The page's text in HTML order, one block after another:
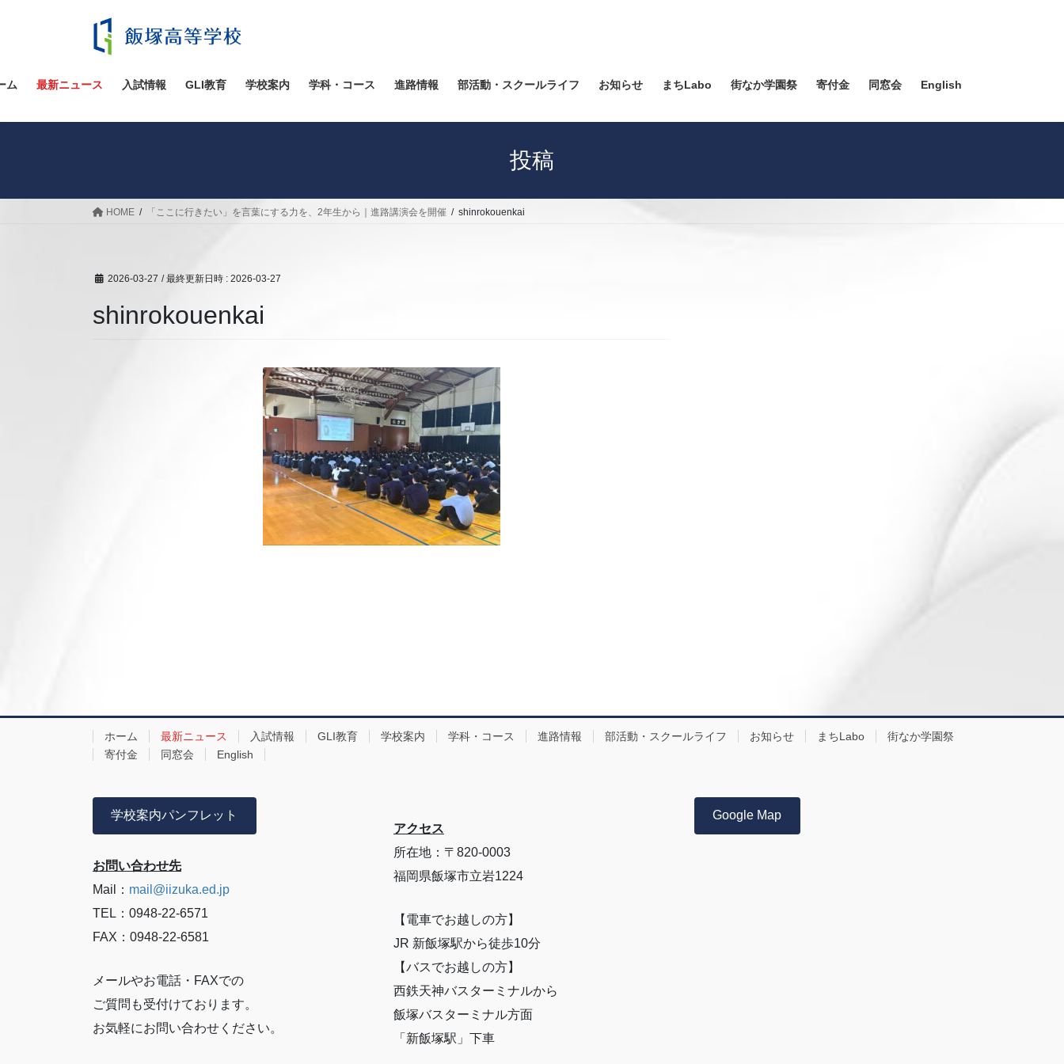
ツ
ス
シ
ン
ム 最新ニュース 入試情報 GLI教育 学校案内 学科・コース 進路情報 部活動・スクールライフ お知らせ まちLabo 街なか学園祭 寄付金 同窓会 English
投稿
HOME 「ここに行きたい」を言葉にする力を、2年生から｜進路講演会を開催 shinrokouenkai
2026-03-27 / 最終更新日時 : 2026-03-27
shinrokouenkai
ホーム 最新ニュース 入試情報 GLI教育 学校案内 学科・コース 進路情報 部活動・スクールライフ お知らせ まちLabo
街なか学園祭
寄付金
同窓会 English
学校案内パンフレット
お問い合わせ先
Mail： mail@iizuka.ed.jp
TEL：0948-22-6571
FAX：0948-22-6581
メールやお電話・FAXでの
ご質問も受付けております。
お気軽にお問い合わせください。
アクセス
所在地：〒820-0003
福岡県飯塚市立岩1224
【電車でお越しの方】
JR 新飯塚駅から徒歩10分
【バスでお越しの方】
西鉄天神バスターミナルから
飯塚バスターミナル方面
「新飯塚駅」下車
Google Map